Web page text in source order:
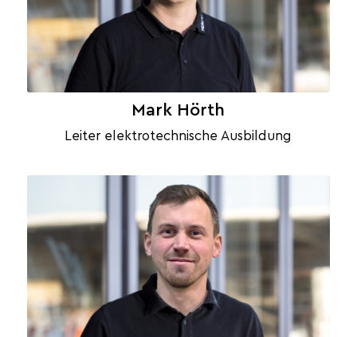
Mark Hörth
Leiter elektrotechnische Ausbildung